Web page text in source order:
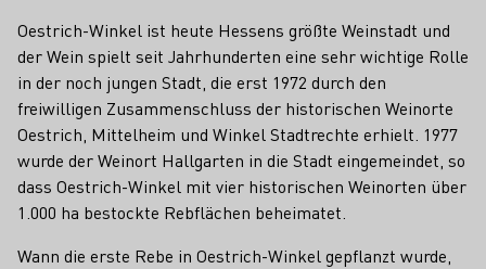
Oestrich-Winkel ist heute Hessens größte Weinstadt und
der Wein spielt seit Jahrhunderten eine sehr wichtige Rolle
in der noch jungen Stadt, die erst 1972 durch den
freiwilligen Zusammenschluss der historischen Weinorte
Oestrich, Mittelheim und Winkel Stadtrechte erhielt. 1977
wurde der Weinort Hallgarten in die Stadt eingemeindet, so
dass Oestrich-Winkel mit vier historischen Weinorten über
1.000 ha bestockte Rebflächen beheimatet.
Wann die erste Rebe in Oestrich-Winkel gepflanzt wurde,